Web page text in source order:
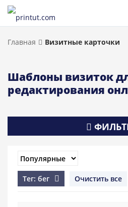
Главная Визитные карточки
Шаблоны визиток
редактирования
Тег: бег Очистить все